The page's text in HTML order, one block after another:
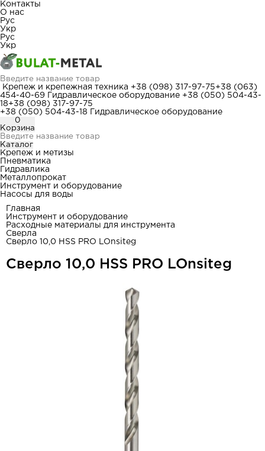
Контакты
О нас
Рус
Укр
Рус
Укр
Крепеж и крепежная техника +38 (098) 317-97-75+38 (063)
454-40-69
Гидравлическое оборудование +38 (050) 504-43-
18+38 (098) 317-97-75
+38 (050) 504-43-18
Гидравлическое оборудование
0
Корзина
Каталог
Крепеж и метизы
Пневматика
Гидравлика
Металлопрокат
Инструмент и оборудование
Насосы для воды
Главная
Инструмент и оборудование
Расходные материалы для инструмента
Сверла
Сверло 10,0 HSS PRO LOnsiteg
Сверло 10,0 HSS PRO LOnsiteg